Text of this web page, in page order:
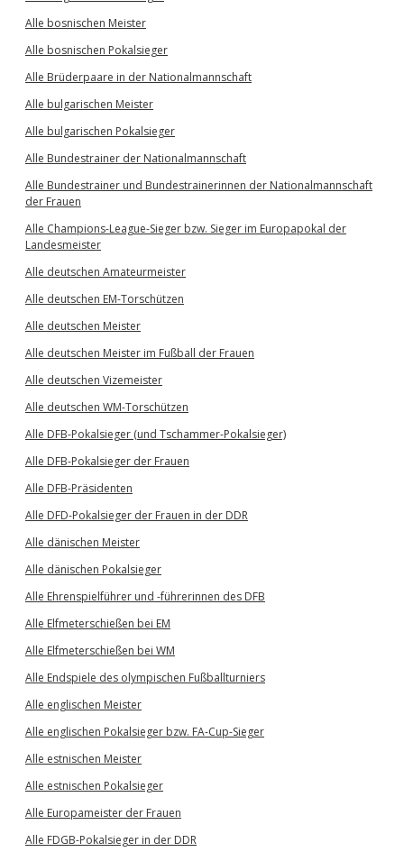
Alle bosnischen Meister
Alle bosnischen Pokalsieger
Alle Brüderpaare in der Nationalmannschaft
Alle bulgarischen Meister
Alle bulgarischen Pokalsieger
Alle Bundestrainer der Nationalmannschaft
Alle Bundestrainer und Bundestrainerinnen der Nationalmannschaft
der Frauen
Alle Champions-League-Sieger bzw. Sieger im Europapokal der
Landesmeister
Alle deutschen Amateurmeister
Alle deutschen EM-Torschützen
Alle deutschen Meister
Alle deutschen Meister im Fußball der Frauen
Alle deutschen Vizemeister
Alle deutschen WM-Torschützen
Alle DFB-Pokalsieger (und Tschammer-Pokalsieger)
Alle DFB-Pokalsieger der Frauen
Alle DFB-Präsidenten
Alle DFD-Pokalsieger der Frauen in der DDR
Alle dänischen Meister
Alle dänischen Pokalsieger
Alle Ehrenspielführer und -führerinnen des DFB
Alle Elfmeterschießen bei EM
Alle Elfmeterschießen bei WM
Alle Endspiele des olympischen Fußballturniers
Alle englischen Meister
Alle englischen Pokalsieger bzw. FA-Cup-Sieger
Alle estnischen Meister
Alle estnischen Pokalsieger
Alle Europameister der Frauen
Alle FDGB-Pokalsieger in der DDR